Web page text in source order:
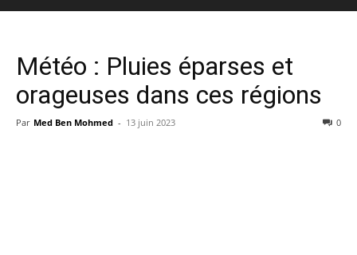
Météo : Pluies éparses et
orageuses dans ces régions
Par Med Ben Mohmed - 13 juin 2023 0